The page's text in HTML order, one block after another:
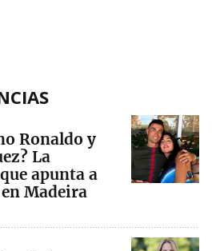
Ronaldo y
La
apunta a
Madeira